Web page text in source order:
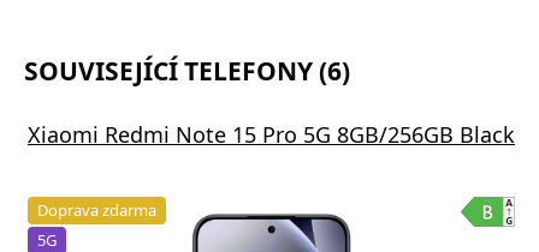
SOUVISEJÍCÍ TELEFONY (6)
Xiaomi Redmi Note 15 Pro 5G 8GB/256GB Black
Doprava zdarma
5G